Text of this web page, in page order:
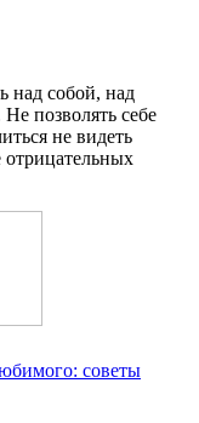
над собой, над
позволять себе
не видеть
отрицательных
советы